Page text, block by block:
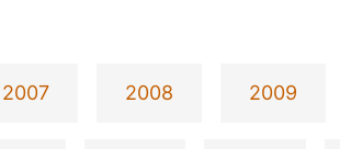
2007 2008 2009